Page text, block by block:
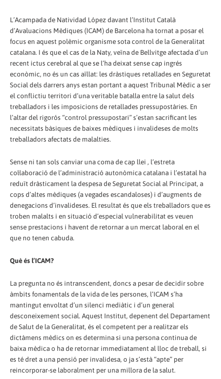
L’Acampada de Natividad López davant l’Institut Català
d’Avaluacions Mèdiques (ICAM) de Barcelona ha tornat a posar el
focus en aquest polèmic organisme sota control de la Generalitat
catalana. I és que el cas de la Naty, veïna de Bellvitge afectada d’un
recent ictus cerebral al que se l’ha deixat sense cap ingrés
econòmic, no és un cas aïllat: les dràstiques retallades en Seguretat
Social dels darrers anys estan portant a aquest Tribunal Mèdic a ser
el conflictiu territori d’una veritable batalla entre la salut dels
treballadors i les imposicions de retallades pressupostàries. En
l’altar del rigorós “control pressupostari” s’estan sacrificant les
necessitats bàsiques de baixes mèdiques i invalideses de molts
treballadors afectats de malalties.
Sense ni tan sols canviar una coma de cap llei , l’estreta
col·laboració de l’administració autonòmica catalana i l’estatal ha
reduït dràsticament la despesa de Seguretat Social al Principat, a
cops d’altes mèdiques (a vegades escandaloses) i d’augments de
denegacions d’invalideses. El resultat és que els treballadors que es
troben malalts i en situació d’especial vulnerabilitat es veuen
sense prestacions i havent de retornar a un mercat laboral en el
que no tenen cabuda.
Què és l’ICAM?
La pregunta no és intranscendent, doncs a pesar de decidir sobre
àmbits fonamentals de la vida de les persones, l’ICAM s’ha
mantingut envoltat d’un silenci mediàtic i d’un general
desconeixement social. Aquest Institut, depenent del Departament
de Salut de la Generalitat, és el competent per a realitzar els
dictàmens mèdics on es determina si una persona continua de
baixa mèdica o ha de retornar immediatament al lloc de treball, si
es té dret a una pensió per invalidesa, o ja s’està “apte” per
reincorporar-se laboralment per una millora de la salut.